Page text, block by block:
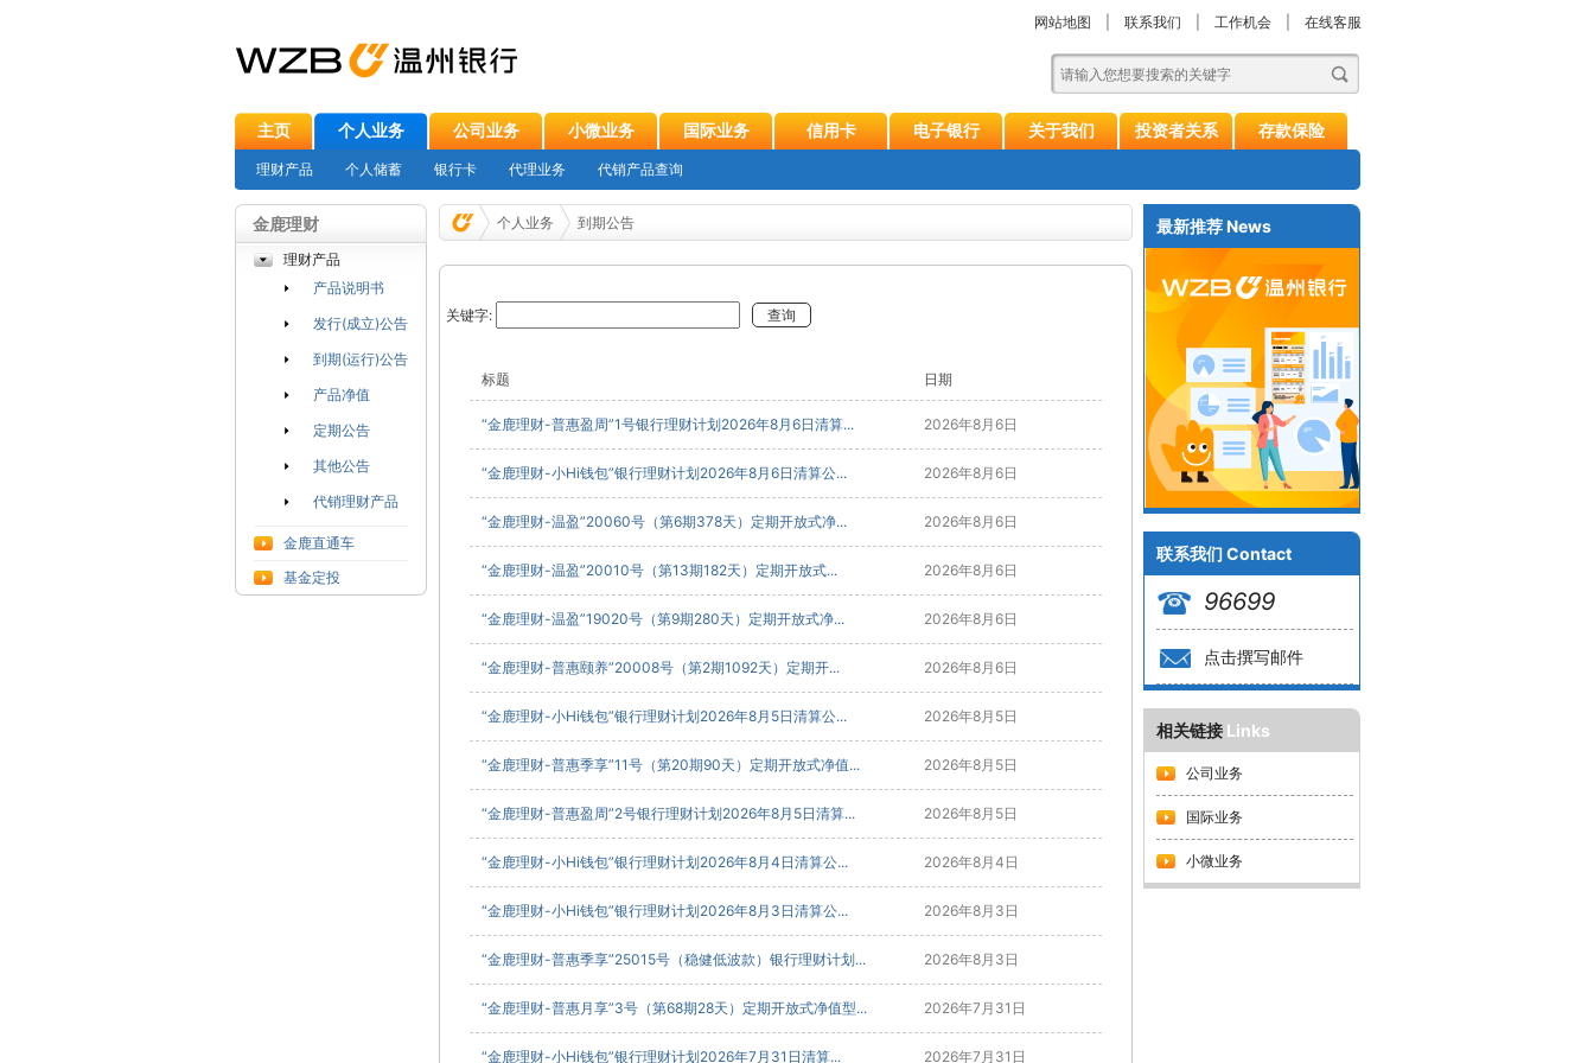
网站地图 联系我们 工作机会 在线客服
主页 个人业务 公司业务 小微业务 国际业务 信用卡 电子银行 关于我们 投资者关系 存款保险
理财产品 个人储蓄 银行卡 代理业务 代销产品查询
金鹿理财
理财产品
产品说明书
发行(成立)公告
到期(运行)公告
产品净值
定期公告
其他公告
代销理财产品
金鹿直通车
基金定投
个人业务 到期公告
关键字: 查询
标题 日期
“金鹿理财-普惠盈周”1号银行理财计划2026年8月6日清算... 2026年8月6日
“金鹿理财-小Hi钱包”银行理财计划2026年8月6日清算公... 2026年8月6日
“金鹿理财-温盈”20060号（第6期378天）定期开放式净... 2026年8月6日
“金鹿理财-温盈”20010号（第13期182天）定期开放式... 2026年8月6日
“金鹿理财-温盈”19020号（第9期280天）定期开放式净... 2026年8月6日
“金鹿理财-普惠颐养”20008号（第2期1092天）定期开... 2026年8月6日
“金鹿理财-小Hi钱包”银行理财计划2026年8月5日清算公... 2026年8月5日
“金鹿理财-普惠季享”11号（第20期90天）定期开放式净值... 2026年8月5日
“金鹿理财-普惠盈周”2号银行理财计划2026年8月5日清算... 2026年8月5日
“金鹿理财-小Hi钱包”银行理财计划2026年8月4日清算公... 2026年8月4日
“金鹿理财-小Hi钱包”银行理财计划2026年8月3日清算公... 2026年8月3日
“金鹿理财-普惠季享”25015号（稳健低波款）银行理财计划... 2026年8月3日
“金鹿理财-普惠月享”3号（第68期28天）定期开放式净值型... 2026年7月31日
“金鹿理财-小Hi钱包”银行理财计划2026年7月31日清算... 2026年7月31日
最新推荐News
联系我们Contact
96699
点击撰写邮件
相关链接 Links
公司业务
国际业务
小微业务